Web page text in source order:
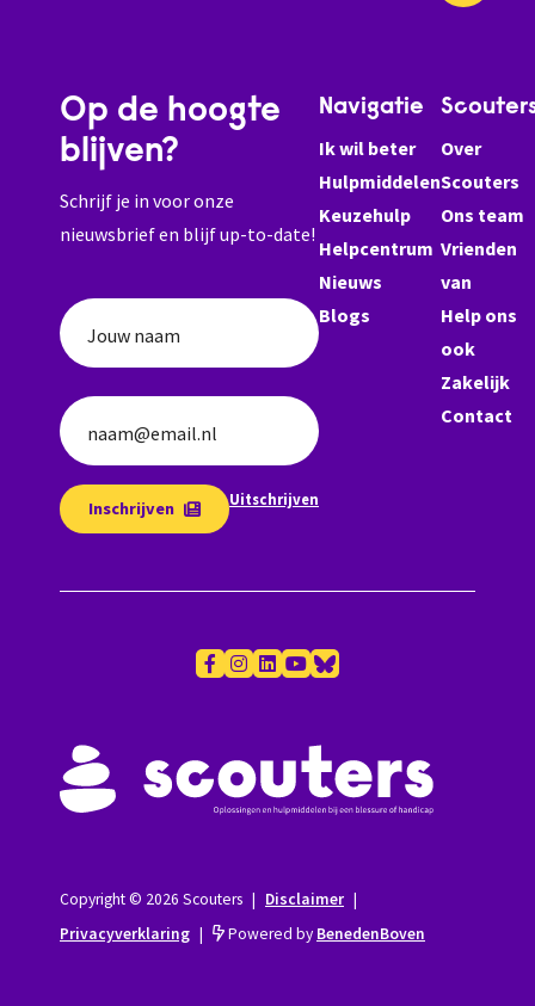
Op de hoogte
blijven?
Schrijf je in voor onze
nieuwsbrief en blijf up-to-date!
Jouw naam
naam@email.nl
Inschrijven Uitschrijven
Navigatie
Ik wil beter
Hulpmiddelen
Keuzehulp
Helpcentrum
Nieuws
Blogs
Over
Scouters
Ons team
Vrienden
van
Help ons
ook
Zakelijk
Contact
Copyright © 2026 Scouters | Disclaimer |
Privacyverklaring | Powered by BenedenBoven